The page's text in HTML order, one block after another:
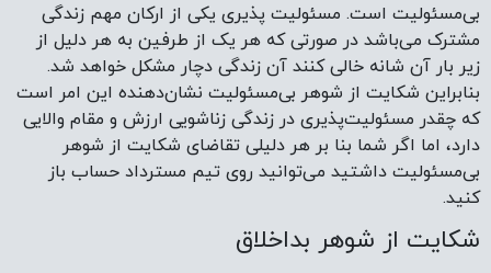
بی‌مسئولیت است. مسئولیت پذیری یکی از ارکان مهم زندگی
مشترک می‌باشد در صورتی که هر یک از طرفین به هر دلیل از
زیر بار آن شانه خالی کنند آن زندگی دچار مشکل خواهد شد.
بنابراین شکایت از شوهر بی‌مسئولیت نشان‌دهنده این امر است
که چقدر مسئولیت‌پذیری در زندگی زناشویی ارزش و مقام والایی
دارد، اما اگر شما بنا بر هر دلیلی تقاضای شکایت از شوهر
بی‌مسئولیت داشتید می‌توانید روی تیم مسترداد حساب باز
کنید.
شکایت از شوهر بداخلاق